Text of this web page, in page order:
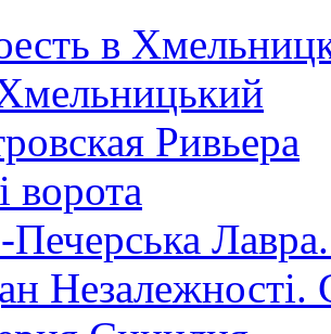
в
Ривьера
ворота
Печерська
Незалежності.